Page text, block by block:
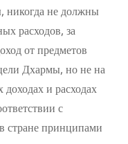
никогда не должны
расходов, за
от предметов
Дхармы, но не на
и расходах
с
принципами